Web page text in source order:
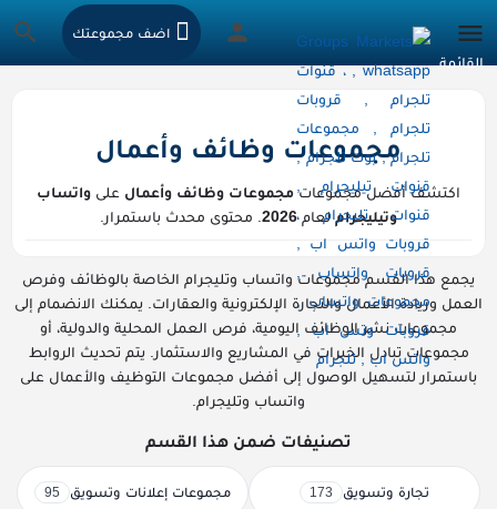
اضف مجموعتك
مجموعات وظائف وأعمال
اكتشف أفضل مجموعاتمجموعات وظائف وأعمال على واتساب
وتيليجراملعام2026 . محتوى محدث باستمرار.
يجمع هذا القسم مجموعات واتساب وتليجرام الخاصة بالوظائف وفرص
العمل وريادة الأعمال والتجارة الإلكترونية والعقارات. يمكنك الانضمام إلى
مجموعات نشر الوظائف اليومية، فرص العمل المحلية والدولية، أو
مجموعات تبادل الخبرات في المشاريع والاستثمار. يتم تحديث الروابط
باستمرار لتسهيل الوصول إلى أفضل مجموعات التوظيف والأعمال على
واتساب وتليجرام.
تصنيفات ضمن هذا القسم
تجارة وتسويق 173 مجموعات إعلانات وتسويق 95